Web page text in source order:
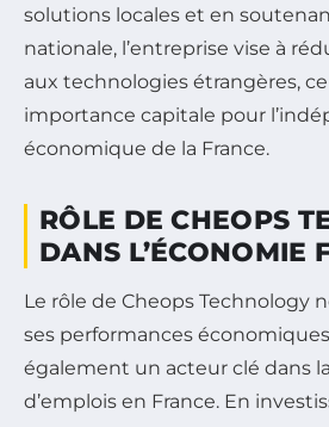
solutions locales et en
nationale, l’entreprise vise à
aux technologies étrangères,
importance capitale pour
économique de la France.
RÔLE DE CHEOPS
DANS L’ÉCONOMIE
Le rôle de Cheops Technology
ses performances
également un acteur clé dans
d’emplois en France. En